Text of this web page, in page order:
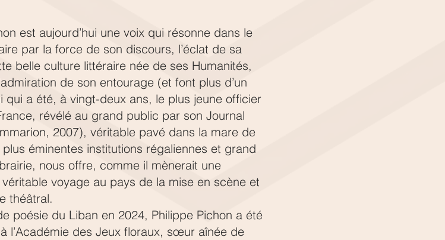
est aujourd’hui une voix qui résonne dans le
par la force de son discours, l’éclat de sa
belle culture littéraire née de ses Humanités,
de son entourage (et font plus d’un
qui a été, à vingt-deux ans, le plus jeune officier
révélé au grand public par son Journal
2007), véritable pavé dans la mare de
plus éminentes institutions régaliennes et grand
nous offre, comme il mènerait une
voyage au pays de la mise en scène et
théâtral.
poésie du Liban en 2024, Philippe Pichon a été
l’Académie des Jeux floraux, sœur aînée de